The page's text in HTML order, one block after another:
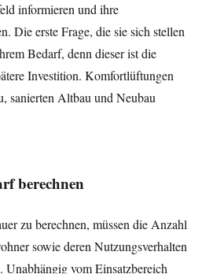
informieren und ihre
Die erste Frage, die sie sich stellen
Bedarf, denn dieser ist die
Investition. Komfortlüftungen
sanierten Altbau und Neubau
berechnen
zu berechnen, müssen die Anzahl
sowie deren Nutzungsverhalten
vom Einsatzbereich